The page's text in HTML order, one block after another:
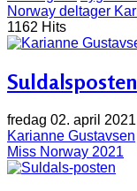
Norway deltager
1162 Hits
Suldalsposten
fredag 02. april 2021
Karianne Gustavsen
Miss Norway 2021